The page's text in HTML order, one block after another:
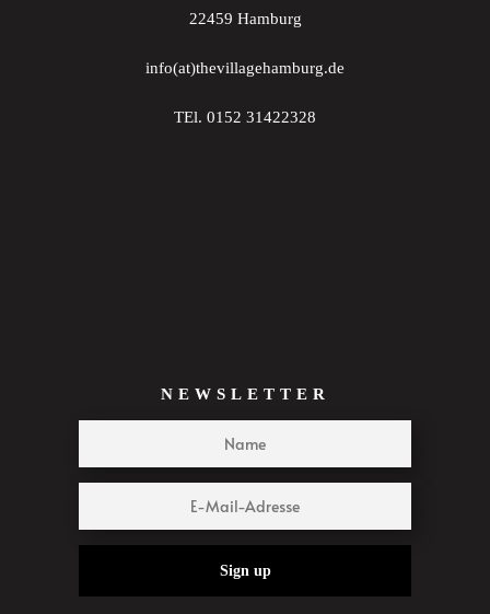
22459 Hamburg
info(at)thevillagehamburg.de
TEl. 0152 31422328
NEWSLETTER
Sign up